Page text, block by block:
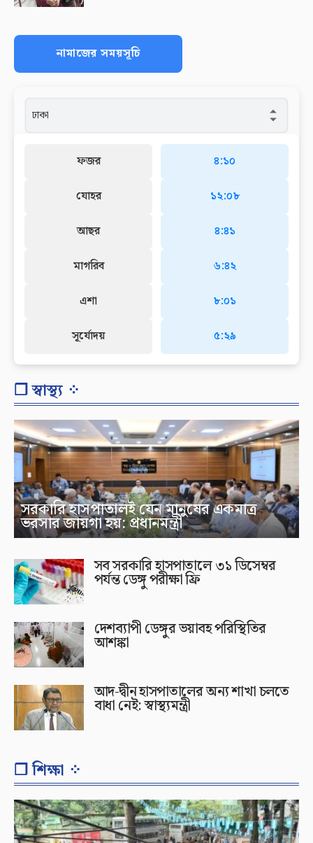
নামাজের সময়সূচি
ফজর
যোহর
আছর
মাগরিব
এশা
সূর্যোদয়
৪:১০
১২:০৮
৪:৪১
৬:৪২
৮:০১
৫:২৯
❐ স্বাস্থ্য ⁘
সরকারি হাসপাতালই যেন মানুষের একমাত্র
ভরসার জায়গা হয়: প্রধানমন্ত্রী
সব সরকারি হাসপাতালে ৩১ ডিসেম্বর
পর্যন্ত ডেঙ্গু পরীক্ষা ফ্রি
দেশব্যাপী ডেঙ্গুর ভয়াবহ পরিস্থিতির
আশঙ্কা
আদ-দ্বীন হাসপাতালের অন্য শাখা চলতে
বাধা নেই: স্বাস্থ্যমন্ত্রী
❐ শিক্ষা ⁘